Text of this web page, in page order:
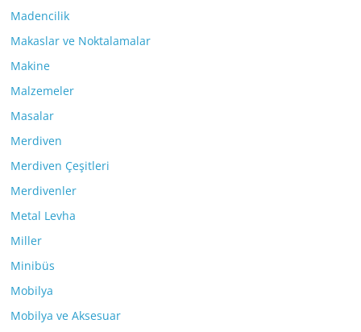
Madencilik
Makaslar ve Noktalamalar
Makine
Malzemeler
Masalar
Merdiven
Merdiven Çeşitleri
Merdivenler
Metal Levha
Miller
Minibüs
Mobilya
Mobilya ve Aksesuar